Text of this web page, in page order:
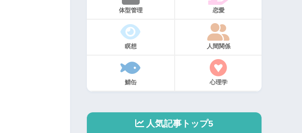
体型管理 恋愛
瞑想 人間関係
鯖缶 心理学
人気記事トップ5